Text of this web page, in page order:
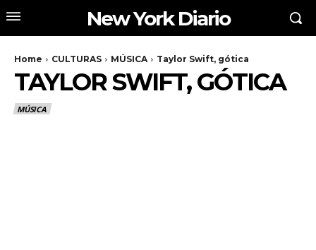
New York Diario
Home CULTURAS MÚSICA Taylor Swift, gótica
TAYLOR SWIFT, GÓTICA
MÚSICA